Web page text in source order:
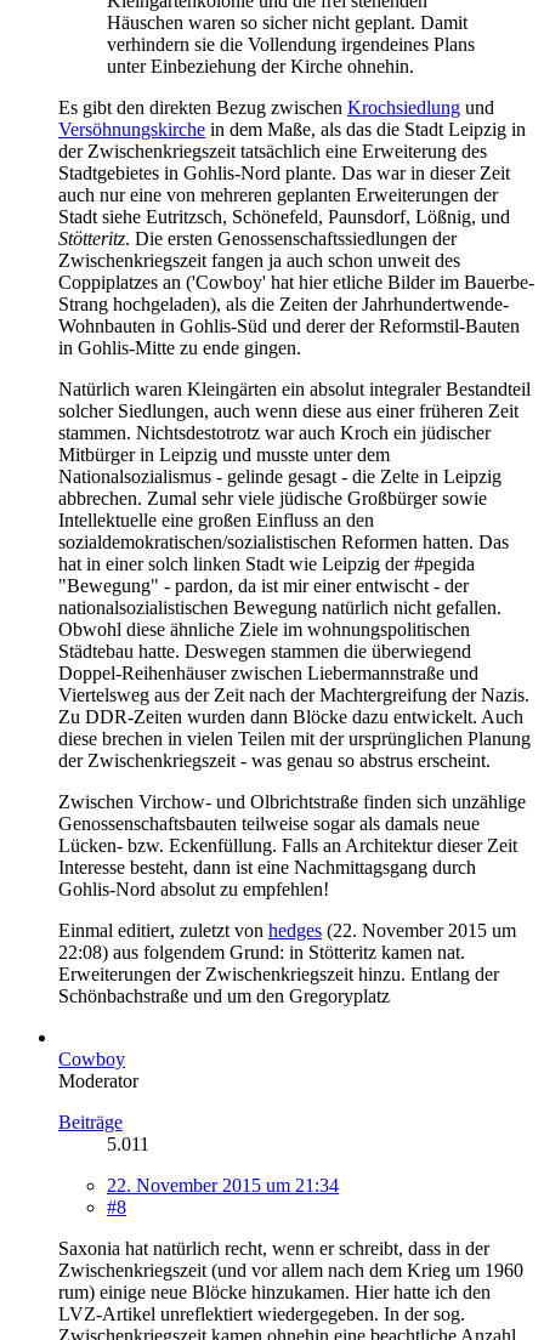
Häuschen waren so sicher nicht geplant. Damit
verhindern sie die Vollendung irgendeines Plans
unter Einbeziehung der Kirche ohnehin.
Es gibt den direkten Bezug zwischen Krochsiedlung und
Versöhnungskirche in dem Maße, als das die Stadt Leipzig in
der Zwischenkriegszeit tatsächlich eine Erweiterung des
Stadtgebietes in Gohlis-Nord plante. Das war in dieser Zeit
auch nur eine von mehreren geplanten Erweiterungen der
Stadt siehe Eutritzsch, Schönefeld, Paunsdorf, Lößnig, und
Stötteritz. Die ersten Genossenschaftssiedlungen der
Zwischenkriegszeit fangen ja auch schon unweit des
Coppiplatzes an ('Cowboy' hat hier etliche Bilder im Bauerbe-
Strang hochgeladen), als die Zeiten der Jahrhundertwende-
Wohnbauten in Gohlis-Süd und derer der Reformstil-Bauten
in Gohlis-Mitte zu ende gingen.
Natürlich waren Kleingärten ein absolut integraler Bestandteil
solcher Siedlungen, auch wenn diese aus einer früheren Zeit
stammen. Nichtsdestotrotz war auch Kroch ein jüdischer
Mitbürger in Leipzig und musste unter dem
Nationalsozialismus - gelinde gesagt - die Zelte in Leipzig
abbrechen. Zumal sehr viele jüdische Großbürger sowie
Intellektuelle eine großen Einfluss an den
sozialdemokratischen/sozialistischen Reformen hatten. Das
hat in einer solch linken Stadt wie Leipzig der #pegida
"Bewegung" - pardon, da ist mir einer entwischt - der
nationalsozialistischen Bewegung natürlich nicht gefallen.
Obwohl diese ähnliche Ziele im wohnungspolitischen
Städtebau hatte. Deswegen stammen die überwiegend
Doppel-Reihenhäuser zwischen Liebermannstraße und
Viertelsweg aus der Zeit nach der Machtergreifung der Nazis.
Zu DDR-Zeiten wurden dann Blöcke dazu entwickelt. Auch
diese brechen in vielen Teilen mit der ursprünglichen Planung
der Zwischenkriegszeit - was genau so abstrus erscheint.
Zwischen Virchow- und Olbrichtstraße finden sich unzählige
Genossenschaftsbauten teilweise sogar als damals neue
Lücken- bzw. Eckenfüllung. Falls an Architektur dieser Zeit
Interesse besteht, dann ist eine Nachmittagsgang durch
Gohlis-Nord absolut zu empfehlen!
Einmal editiert, zuletzt von hedges (22. November 2015 um
22:08) aus folgendem Grund: in Stötteritz kamen nat.
Erweiterungen der Zwischenkriegszeit hinzu. Entlang der
Schönbachstraße und um den Gregoryplatz
Cowboy
Moderator
Beiträge
5.011
22. November 2015 um 21:34
#8
Saxonia hat natürlich recht, wenn er schreibt, dass in der
Zwischenkriegszeit (und vor allem nach dem Krieg um 1960
rum) einige neue Blöcke hinzukamen. Hier hatte ich den
LVZ-Artikel unreflektiert wiedergegeben. In der sog.
Zwischenkriegszeit kamen ohnehin eine beachtliche Anzahl